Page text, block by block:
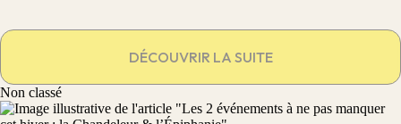
DÉCOUVRIR LA SUITE
Non classé